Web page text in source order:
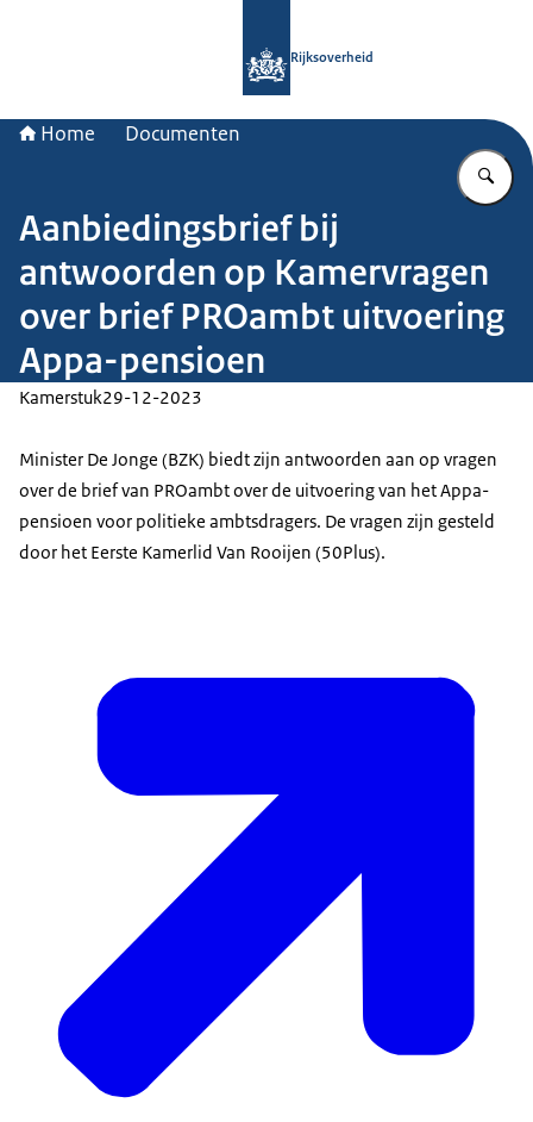
Rijksoverheid
Home Documenten
Aanbiedingsbrief bij
antwoorden op Kamervragen
over brief PROambt uitvoering
Appa-pensioen
Kamerstuk29-12-2023
Minister De Jonge (BZK) biedt zijn antwoorden aan op vragen
over de brief van PROambt over de uitvoering van het Appa-
pensioen voor politieke ambtsdragers. De vragen zijn gesteld
door het Eerste Kamerlid Van Rooijen (50Plus).